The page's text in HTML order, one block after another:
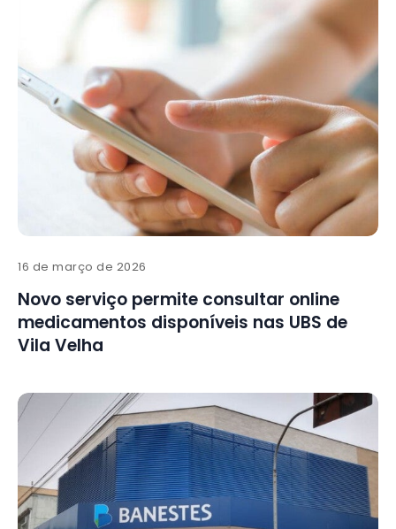
16 de março de 2026
Novo serviço permite consultar online
medicamentos disponíveis nas UBS de
Vila Velha